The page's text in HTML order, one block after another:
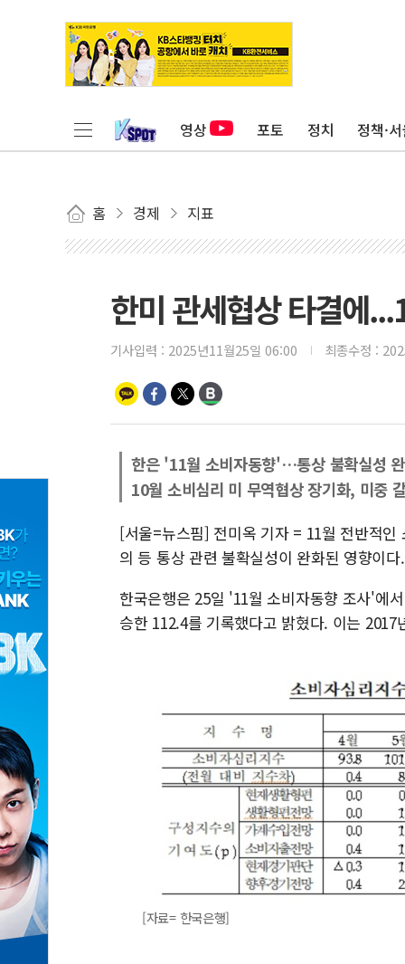
영상 포토 정치 정책·
홈 경제 지표
한미 관세협상 타결에
기사입력 : 2025년11월25일 06:00 최종수정 :
한은 '11월 소비자동향'…통상 불확실성
10월 소비심리 미 무역협상 장기화, 미중
[서울=뉴스핌] 전미옥 기자 = 11월 전반적
의 등 통상 관련 불확실성이 완화된 영향이다.
한국은행은 25일 '11월 소비자동향 조사'에
승한 112.4를 기록했다고 밝혔다. 이는
[자료= 한국은행]